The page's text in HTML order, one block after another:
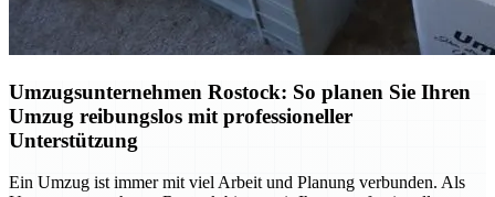
Umzugsunternehmen Rostock: So planen Sie Ihren
Umzug reibungslos mit professioneller
Unterstützung
Ein Umzug ist immer mit viel Arbeit und Planung verbunden. Als